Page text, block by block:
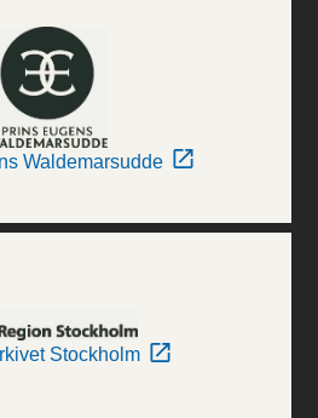
Waldemarsudde
Stockholm